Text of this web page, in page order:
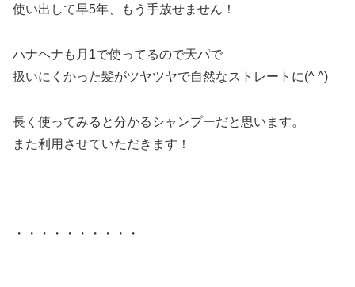
使い出して早5年、もう手放せません！
ハナヘナも月1で使ってるので天パで
扱いにくかった髪がツヤツヤで自然なストレートに(^ ^)
長く使ってみると分かるシャンプーだと思います。
また利用させていただきます！
・・・・・・・・・・